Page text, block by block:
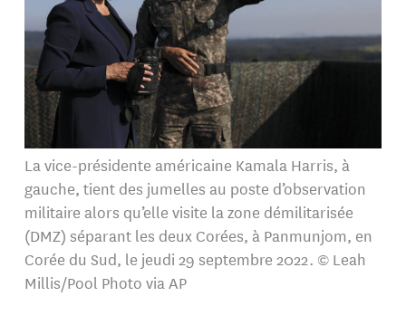
La vice-présidente américaine Kamala Harris, à
gauche, tient des jumelles au poste d’observation
militaire alors qu’elle visite la zone démilitarisée
(DMZ) séparant les deux Corées, à Panmunjom, en
Corée du Sud, le jeudi 29 septembre 2022. © Leah
Millis/Pool Photo via AP